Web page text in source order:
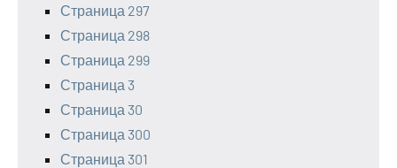
Страница 297
Страница 298
Страница 299
Страница 3
Страница 30
Страница 300
Страница 301